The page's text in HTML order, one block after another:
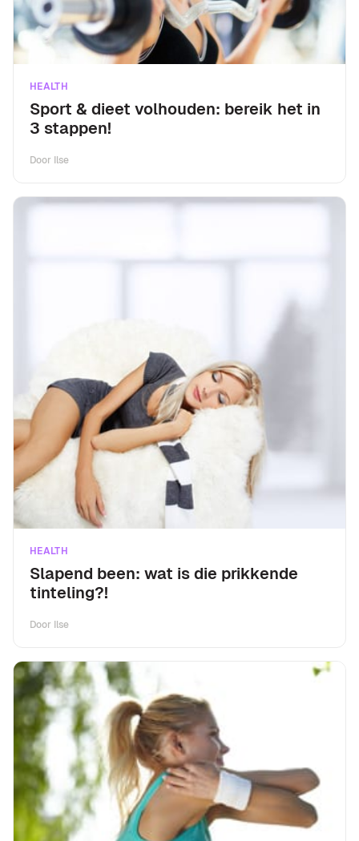
HEALTH
Sport & dieet volhouden: bereik het in
3 stappen!
Door Ilse
HEALTH
Slapend been: wat is die prikkende
tinteling?!
Door Ilse